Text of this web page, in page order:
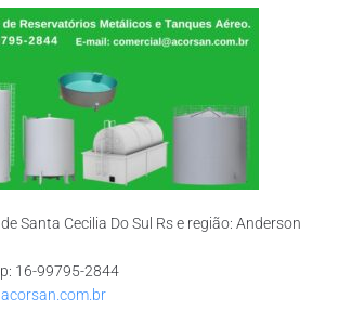
Santa Cecilia Do Sul Rs e região: Anderson
16-99795-2844